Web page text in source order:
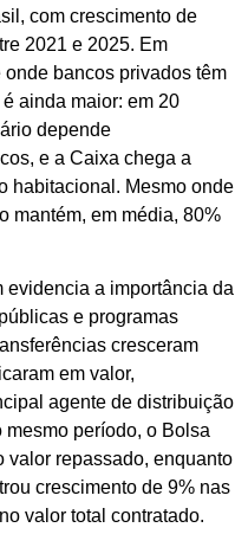
com crescimento de
2021 e 2025. Em
bancos privados têm
ainda maior: em 20
depende
e a Caixa chega a
habitacional. Mesmo onde
mantém, em média, 80%
evidencia a importância da
e programas
cresceram
em valor,
agente de distribuição
período, o Bolsa
valor repassado, enquanto
crescimento de 9% nas
valor total contratado.